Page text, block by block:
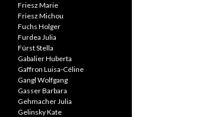
Friesz Marie
Friesz Michou
Fuchs Holger
Furdea Julia
Fürst Stella
Gabalier Huberta
Gaffron Luisa-Céline
Gangl Wolfgang
Gasser Barbara
Gehmacher Julia
Gelinsky Kate